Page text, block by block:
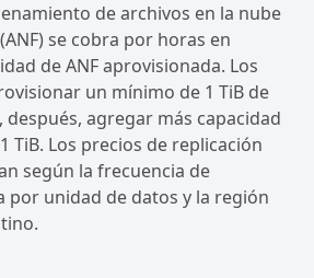
de archivos en la nube
se cobra por horas en
de ANF aprovisionada. Los
un mínimo de 1 TiB de
después, agregar más capacidad
TiB. Los precios de replicación
según la frecuencia de
por unidad de datos y la región